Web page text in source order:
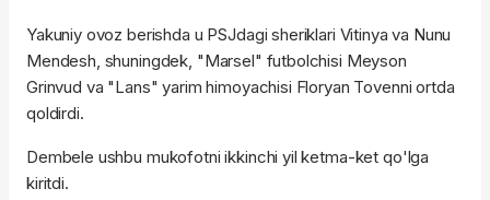
Yakuniy ovoz berishda u PSJdagi sheriklari Vitinya va Nunu
Mendesh, shuningdek, "Marsel" futbolchisi Meyson
Grinvud va "Lans" yarim himoyachisi Floryan Tovenni ortda
qoldirdi.
Dembele ushbu mukofotni ikkinchi yil ketma-ket qo'lga
kiritdi.